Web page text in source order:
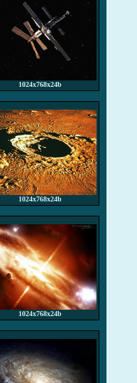
1024x768x24b
1024x768x24b
1024x768x24b